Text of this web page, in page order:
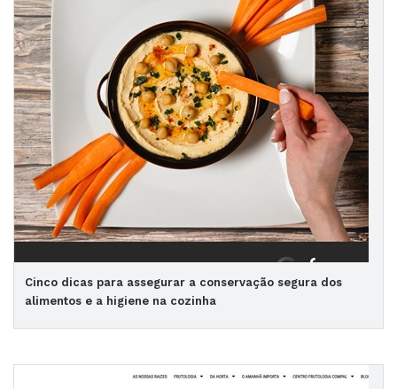
Cinco dicas para assegurar a conservação segura dos
alimentos e a higiene na cozinha